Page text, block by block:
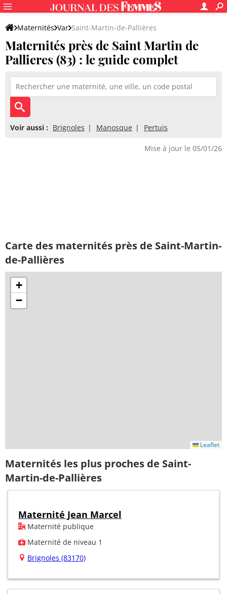
Maternités Var Saint-Martin-de-Pallières
Maternités près de Saint Martin de
Pallieres (83) : le guide complet
Voir aussi : Brignoles Manosque Pertuis
Mise à jour le 05/01/26
Carte des maternités près de Saint-Martin-
de-Pallières
+
−
Leaflet
Maternités les plus proches de Saint-
Martin-de-Pallières
Maternité Jean Marcel
Maternité publique
Maternité de niveau 1
Brignoles (83170)